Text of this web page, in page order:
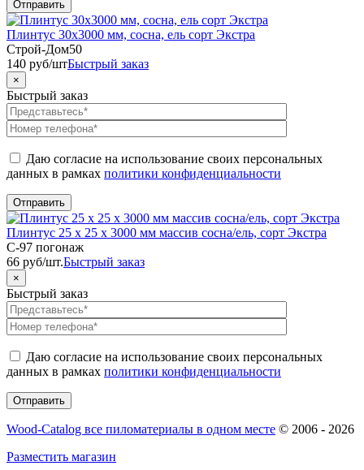
Плинтус 30х3000 мм, сосна, ель сорт Экстра
Строй-Дом50
140 руб/штБыстрый заказ
×
Быстрый заказ
Даю согласие на использование своих персональных
данных в рамках политики конфиденциальности
Плинтус 25 х 25 х 3000 мм массив сосна/ель, сорт Экстра
C-97 погонаж
66 руб/шт.Быстрый заказ
×
Быстрый заказ
Даю согласие на использование своих персональных
данных в рамках политики конфиденциальности
Wood-Catalog все пиломатериалы в одном месте © 2006 - 2026
Разместить магазин